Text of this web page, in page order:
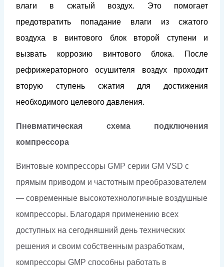
влаги в сжатый воздух. Это помогает
предотвратить попадание влаги из сжатого
воздуха в винтового блок второй ступени и
вызвать коррозию винтового блока. После
рефрижераторного осушителя воздух проходит
вторую ступень сжатия для достижения
необходимого целевого давления.
Пневматическая схема подключения
компрессора
Винтовые компрессоры GMP серии GM VSD с
прямым приводом и частотным преобразователем
— современные высокотехнологичные воздушные
компрессоры. Благодаря применению всех
доступных на сегодняшний день технических
решения и своим собственным разработкам,
компрессоры GMP способны работать в